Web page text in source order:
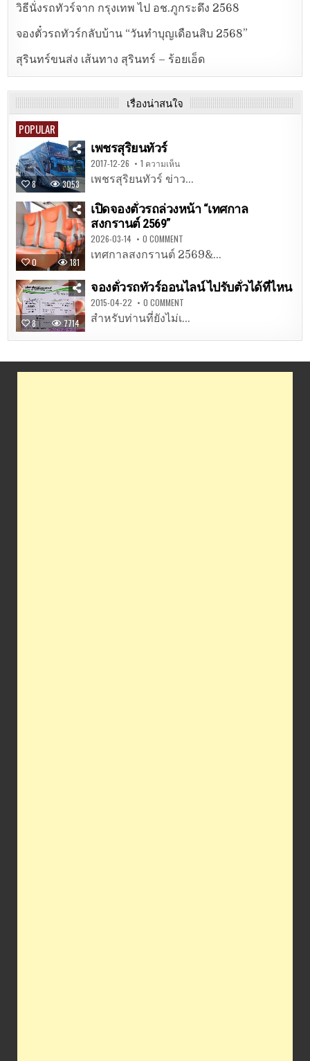
วิธีนั่งรถทัวร์จาก กรุงเทพ ไป อช.ภูกระดึง 2568
จองตั๋วรถทัวร์กลับบ้าน “วันทำบุญเดือนสิบ 2568”
สุรินทร์ขนส่ง เส้นทาง สุรินทร์ – ร้อยเอ็ด
เรื่องน่าสนใจ
POPULAR
8 3053
เพชรสุริยนทัวร์
2017-12-26 1 ความเห็น
เพชรสุริยนทัวร์ ข่าว...
0 181
เปิดจองตั๋วรถล่วงหน้า “เทศกาล
สงกรานต์ 2569”
2026-03-14 0 COMMENT
เทศกาลสงกรานต์ 2569&...
8 7714
จองตั๋วรถทัวร์ออนไลน์ ไปรับตั๋วได้ที่ไหน
2015-04-22 0 COMMENT
สำหรับท่านที่ยังไม่เ...